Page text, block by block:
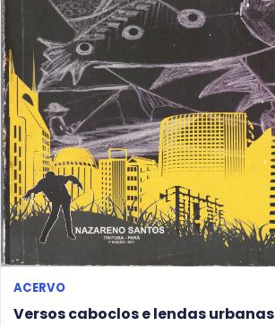
ACERVO
Versos caboclos e lendas urbanas